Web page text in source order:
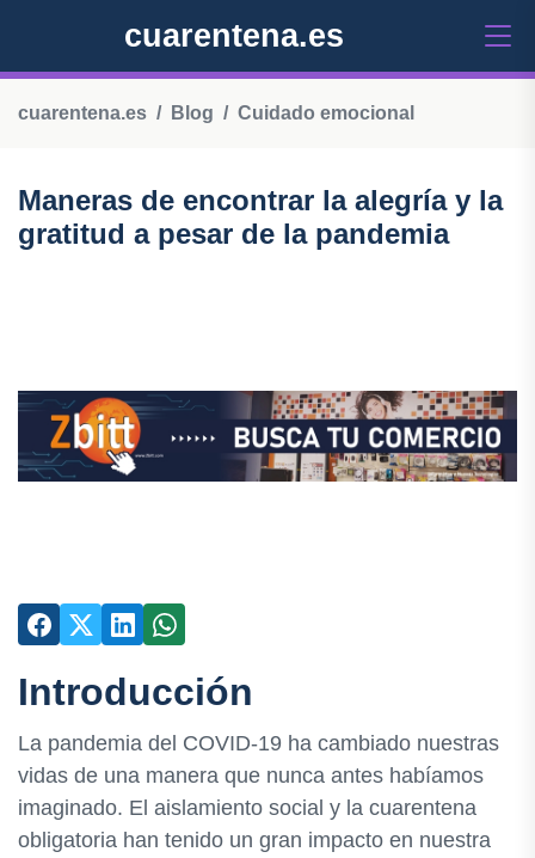
cuarentena.es
cuarentena.es Blog Cuidado emocional
Maneras de encontrar la alegría y la
gratitud a pesar de la pandemia
Introducción
La pandemia del COVID-19 ha cambiado nuestras
vidas de una manera que nunca antes habíamos
imaginado. El aislamiento social y la cuarentena
obligatoria han tenido un gran impacto en nuestra